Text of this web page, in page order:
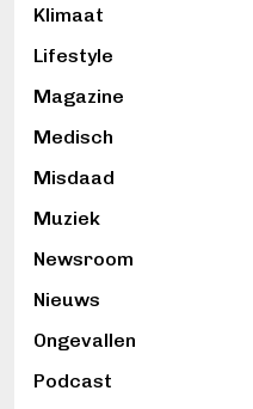
Klimaat
Lifestyle
Magazine
Medisch
Misdaad
Muziek
Newsroom
Nieuws
Ongevallen
Podcast